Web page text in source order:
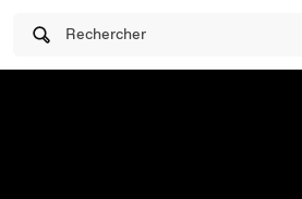
Rechercher